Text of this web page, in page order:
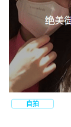
自拍